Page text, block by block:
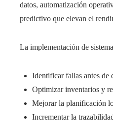
datos, automatización
predictivo que elevan el
La implementación de
Identificar fallas antes de
Optimizar inventarios y
Mejorar la planificación
Incrementar la